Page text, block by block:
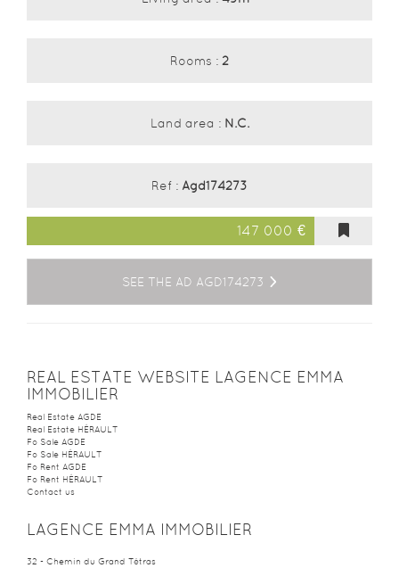
​Rooms​ : 2
Land area :N.C.
Ref : Agd174273
147 000 €
SEE THE AD AGD174273
REAL ESTATE WEBSITE LAGENCE EMMA
IMMOBILIER
Real Estate AGDE
Real Estate HÉRAULT
Fo Sale AGDE
Fo Sale HÉRAULT
Fo Rent AGDE
Fo Rent HÉRAULT
Contact us
LAGENCE EMMA IMMOBILIER
32 - Chemin du Grand Tétras